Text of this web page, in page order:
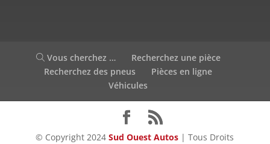
Vous cherchez …
Recherchez une pièce
Recherchez des pneus
Pièces en ligne
Véhicules
© Copyright 2024Sud Ouest Autos | Tous Droits